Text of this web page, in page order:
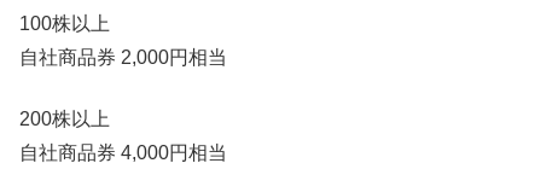
100株以上
自社商品券 2,000円相当
200株以上
自社商品券 4,000円相当